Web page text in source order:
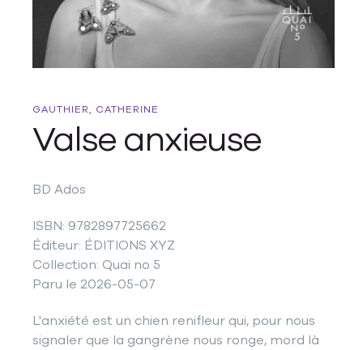
GAUTHIER, CATHERINE
Valse anxieuse
BD Ados
ISBN: 9782897725662
Éditeur: ÉDITIONS XYZ
Collection: Quai no 5
Paru le 2026-05-07
L'anxiété est un chien renifleur qui, pour nous
signaler que la gangrène nous ronge, mord là